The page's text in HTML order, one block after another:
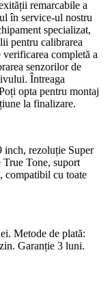
remarcabile a
în service-ul nostru
specializat,
pentru calibrarea
completă a
senzorilor de
Întreaga
opta pentru montaj
la finalizare.
rezoluție Super
Tone, suport
cu toate
Metode de plată:
Garanție 3 luni.